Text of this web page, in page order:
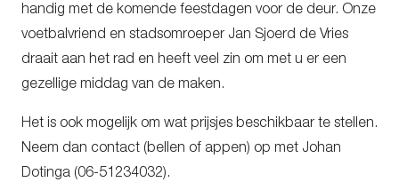
handig met de komende feestdagen voor de deur. Onze
voetbalvriend en stadsomroeper Jan Sjoerd de Vries
draait aan het rad en heeft veel zin om met u er een
gezellige middag van de maken.
Het is ook mogelijk om wat prijsjes beschikbaar te stellen.
Neem dan contact (bellen of appen) op met Johan
Dotinga (06-51234032).